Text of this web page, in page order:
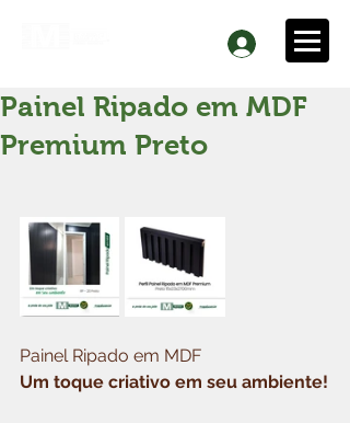
Painel Ripado em MDF
Premium Preto
Painel Ripado em MDF
Um toque criativo em seu ambiente!